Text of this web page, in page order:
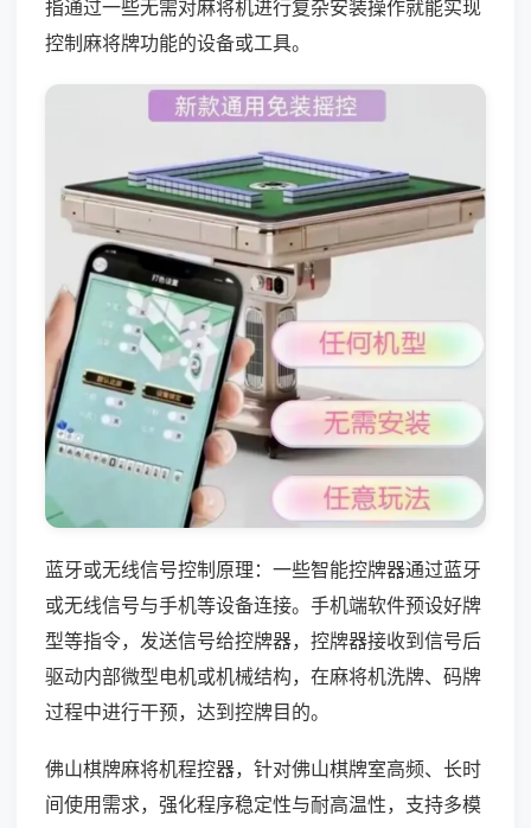
指通过一些无需对麻将机进行复杂安装操作就能实现
控制麻将牌功能的设备或工具。
蓝牙或无线信号控制原理：一些智能控牌器通过蓝牙
或无线信号与手机等设备连接。手机端软件预设好牌
型等指令，发送信号给控牌器，控牌器接收到信号后
驱动内部微型电机或机械结构，在麻将机洗牌、码牌
过程中进行干预，达到控牌目的。
佛山棋牌麻将机程控器，针对佛山棋牌室高频、长时
间使用需求，强化程序稳定性与耐高温性，支持多模